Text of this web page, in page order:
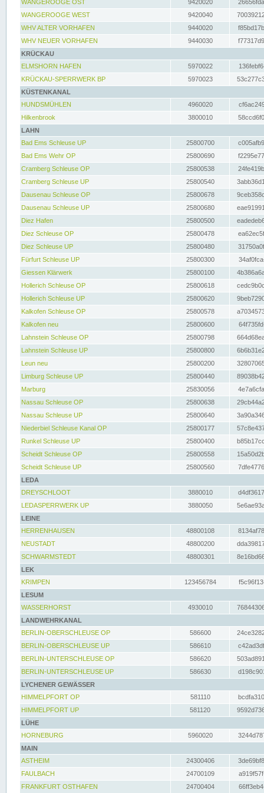
WANGEROOGE OST
9420020
WANGEROOGE WEST
9420040
WHV ALTER VORHAFEN
9440020
WHV NEUER VORHAFEN
9440030
KRÜCKAU
ELMSHORN HAFEN
5970022
KRÜCKAU-SPERRWERK BP
5970023
KÜSTENKANAL
HUNDSMÜHLEN
4960020
Hilkenbrook
3800010
LAHN
Bad Ems Schleuse UP
25800700
Bad Ems Wehr OP
25800690
Cramberg Schleuse OP
25800538
Cramberg Schleuse UP
25800540
Dausenau Schleuse OP
25800678
Dausenau Schleuse UP
25800680
Diez Hafen
25800500
Diez Schleuse OP
25800478
Diez Schleuse UP
25800480
Fürfurt Schleuse UP
25800300
Giessen Klärwerk
25800100
Hollerich Schleuse OP
25800618
Hollerich Schleuse UP
25800620
Kalkofen Schleuse OP
25800578
Kalkofen neu
25800600
Lahnstein Schleuse OP
25800798
Lahnstein Schleuse UP
25800800
Leun neu
25800200
Limburg Schleuse UP
25800440
Marburg
25830056
Nassau Schleuse OP
25800638
Nassau Schleuse UP
25800640
Niederbiel Schleuse Kanal OP
25800177
Runkel Schleuse UP
25800400
Scheidt Schleuse OP
25800558
Scheidt Schleuse UP
25800560
LEDA
DREYSCHLOOT
3880010
LEDASPERRWERK UP
3880050
LEINE
HERRENHAUSEN
48800108
NEUSTADT
48800200
SCHWARMSTEDT
48800301
LEK
KRIMPEN
123456784
LESUM
WASSERHORST
4930010
LANDWEHRKANAL
BERLIN-OBERSCHLEUSE OP
586600
BERLIN-OBERSCHLEUSE UP
586610
BERLIN-UNTERSCHLEUSE OP
586620
BERLIN-UNTERSCHLEUSE UP
586630
LYCHENER GEWÄSSER
HIMMELPFORT OP
581110
HIMMELPFORT UP
581120
LÜHE
HORNEBURG
5960020
MAIN
ASTHEIM
24300406
FAULBACH
24700109
FRANKFURT OSTHAFEN
24700404